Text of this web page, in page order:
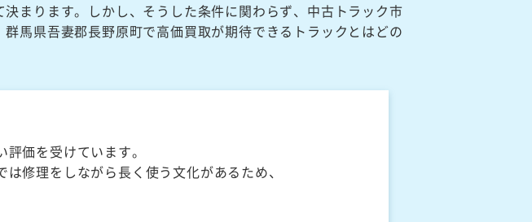
まります。しかし、そうした条件に関わらず、中古トラック市
馬県吾妻郡長野原町で高価買取が期待できるトラックとはどの
価を受けています。
修理をしながら長く使う文化があるため、